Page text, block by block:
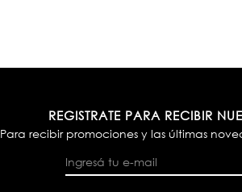
REGISTRATE PARA RECIBIR
Para recibir promociones y las últimas